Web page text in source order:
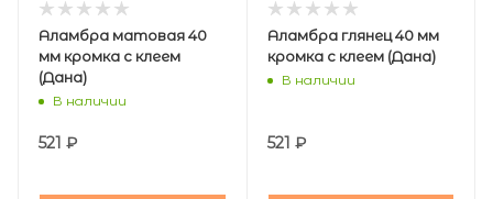
Аламбра матовая 40
мм кромка с клеем
(Дана)
В наличии
521 ₽
Аламбра глянец 40 мм
кромка с клеем (Дана)
В наличии
521 ₽